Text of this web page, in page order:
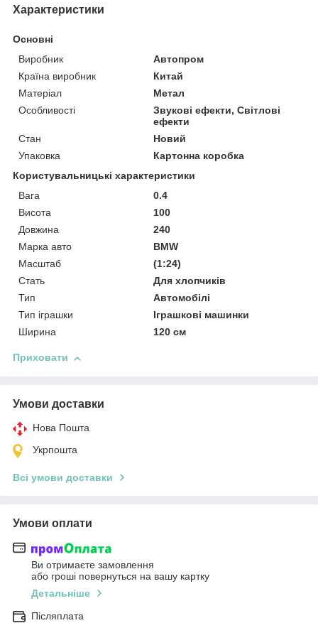
Характеристики
Основні
Виробник
Автопром
Країна виробник
Китай
Матеріал
Метал
Особливості
Звукові ефекти, Світлові
ефекти
Стан
Новий
Упаковка
Картонна коробка
Користувальницькі характеристики
Вага
0.4
Висота
100
Довжина
240
Марка авто
BMW
Масштаб
(1:24)
Стать
Для хлопчиків
Тип
Автомобілі
Тип іграшки
Іграшкові машинки
Ширина
120 см
Приховати
Умови доставки
Нова Пошта
Укрпошта
Всі умови доставки
Умови оплати
Ви отримаєте замовлення
або гроші повернуться на вашу картку
Детальніше
Післяплата